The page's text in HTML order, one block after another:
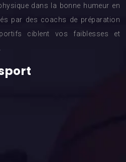
dans la bonne humeur en
par des coachs de préparation
ciblent vos faiblesses et